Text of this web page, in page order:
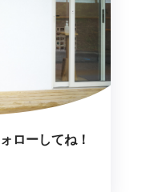
ローしてね！